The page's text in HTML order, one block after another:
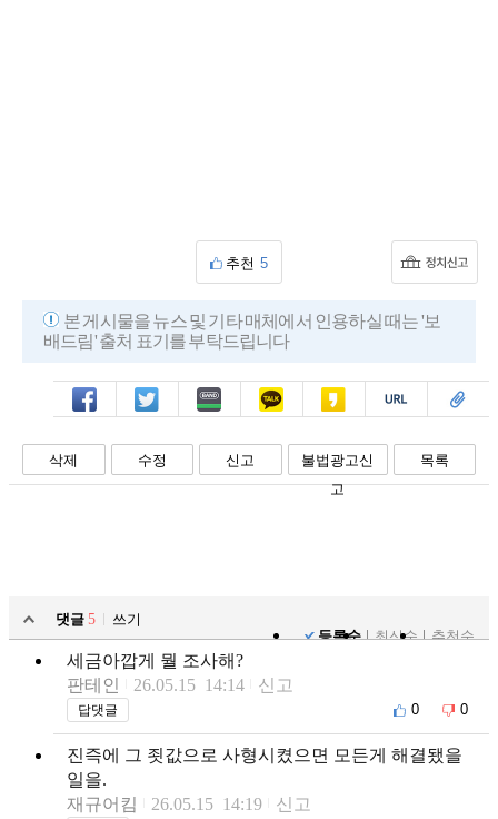
추천 5
본 게시물을 뉴스 및 기타 매체에서 인용하실 때는 '보
배드림' 출처 표기를 부탁드립니다
페북 트윗 밴드 카톡 카스 복사 스크랩
삭제 수정 신고
불법광고신
고
목록
댓글 5
쓰기
등록순
최신순 추천순
세금아깝게 뭘 조사해?
판테인
26.05.15 14:14 신고
답댓글 0 0
진즉에 그 죗값으로 사형시켰으면 모든게 해결됐을
일을.
재규어킴
26.05.15 14:19 신고